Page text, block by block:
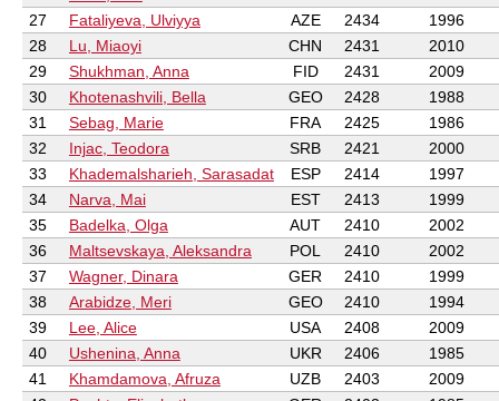
27
Fataliyeva, Ulviyya AZE 2434
1996
28
Lu, Miaoyi CHN 2431
2010
29
Shukhman, Anna FID 2431
2009
30
Khotenashvili, Bella GEO 2428
1988
31
Sebag, Marie FRA 2425
1986
32
Injac, Teodora SRB 2421
2000
33
Khademalsharieh, Sarasadat ESP 2414
1997
34
Narva, Mai EST 2413
1999
35
Badelka, Olga AUT 2410
2002
36
Maltsevskaya, Aleksandra POL 2410
2002
37
Wagner, Dinara GER 2410
1999
38
Arabidze, Meri GEO 2410
1994
39
Lee, Alice USA 2408
2009
40
Ushenina, Anna UKR 2406
1985
41
Khamdamova, Afruza UZB 2403
2009